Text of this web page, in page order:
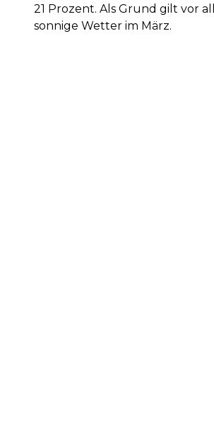
21 Prozent. Als Grund gilt vor
sonnige Wetter im März.